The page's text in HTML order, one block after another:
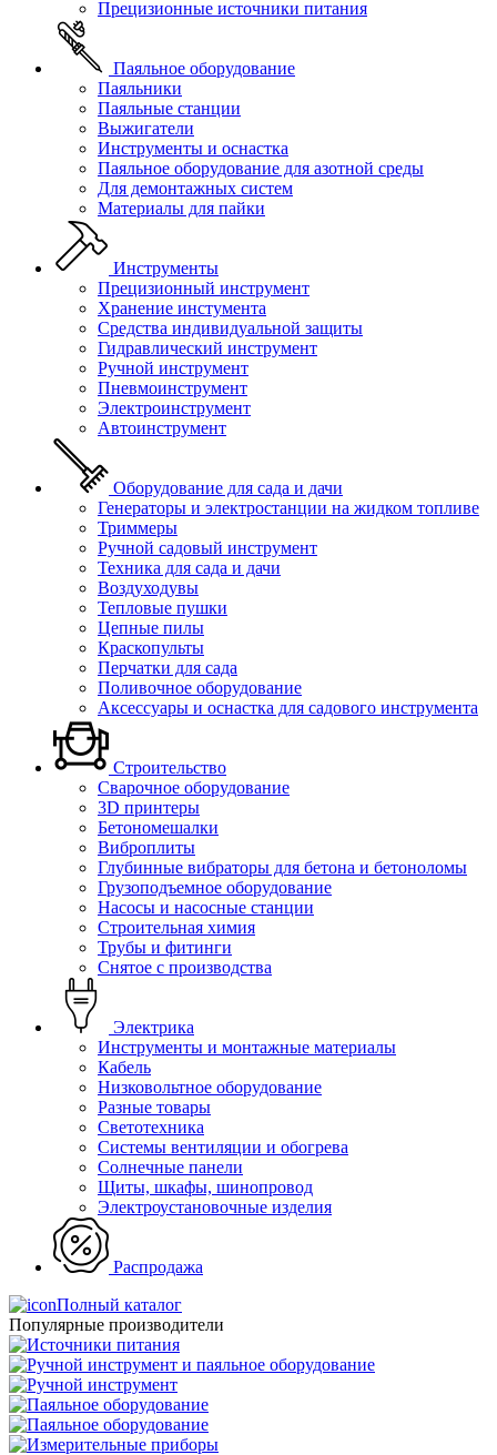
Прецизионные источники питания
Паяльное оборудование
Паяльники
Паяльные станции
Выжигатели
Инструменты и оснастка
Паяльное оборудование для азотной среды
Для демонтажных систем
Материалы для пайки
Инструменты
Прецизионный инструмент
Хранение инстумента
Средства индивидуальной защиты
Гидравлический инструмент
Ручной инструмент
Пневмоинструмент
Электроинструмент
Автоинструмент
Оборудование для сада и дачи
Генераторы и электростанции на жидком топливе
Триммеры
Ручной садовый инструмент
Техника для сада и дачи
Воздуходувы
Тепловые пушки
Цепные пилы
Краскопульты
Перчатки для сада
Поливочное оборудование
Аксессуары и оснастка для садового инструмента
Строительство
Сварочное оборудование
3D принтеры
Бетономешалки
Виброплиты
Глубинные вибраторы для бетона и бетоноломы
Грузоподъемное оборудование
Насосы и насосные станции
Строительная химия
Трубы и фитинги
Снятое с производства
Электрика
Инструменты и монтажные материалы
Кабель
Низковольтное оборудование
Разные товары
Светотехника
Системы вентиляции и обогрева
Солнечные панели
Щиты, шкафы, шинопровод
Электроустановочные изделия
Распродажа
Полный каталог
Популярные производители